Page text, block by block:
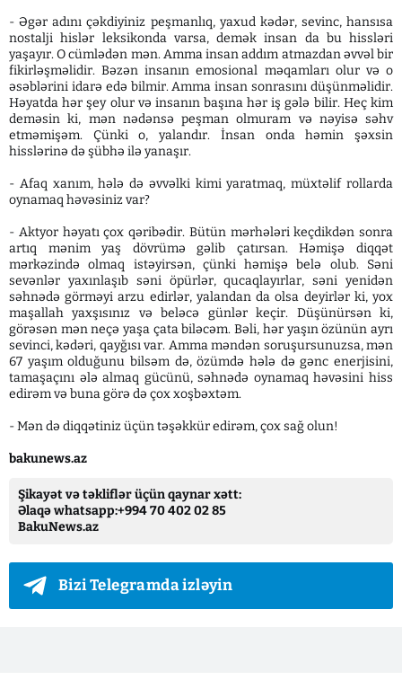
- Əgər adını çəkdiyiniz peşmanlıq, yaxud kədər, sevinc, hansısa
nostalji hislər leksikonda varsa, demək insan da bu hissləri
yaşayır. O cümlədən mən. Amma insan addım atmazdan əvvəl bir
fikirləşməlidir. Bəzən insanın emosional məqamları olur və o
əsəblərini idarə edə bilmir. Amma insan sonrasını düşünməlidir.
Həyatda hər şey olur və insanın başına hər iş gələ bilir. Heç kim
deməsin ki, mən nədənsə peşman olmuram və nəyisə səhv
etməmişəm. Çünki o, yalandır. İnsan onda həmin şəxsin
hisslərinə də şübhə ilə yanaşır.
- Afaq xanım, hələ də əvvəlki kimi yaratmaq, müxtəlif rollarda
oynamaq həvəsiniz var?
- Aktyor həyatı çox qəribədir. Bütün mərhələri keçdikdən sonra
artıq mənim yaş dövrümə gəlib çatırsan. Həmişə diqqət
mərkəzində olmaq istəyirsən, çünki həmişə belə olub. Səni
sevənlər yaxınlaşıb səni öpürlər, qucaqlayırlar, səni yenidən
səhnədə görməyi arzu edirlər, yalandan da olsa deyirlər ki, yox
maşallah yaxşısınız və beləcə günlər keçir. Düşünürsən ki,
görəsən mən neçə yaşa çata biləcəm. Bəli, hər yaşın özünün ayrı
sevinci, kədəri, qayğısı var. Amma məndən soruşursunuzsa, mən
67 yaşım olduğunu bilsəm də, özümdə hələ də gənc enerjisini,
tamaşaçını ələ almaq gücünü, səhnədə oynamaq həvəsini hiss
edirəm və buna görə də çox xoşbəxtəm.
- Mən də diqqətiniz üçün təşəkkür edirəm, çox sağ olun!
bakunews.az
Şikayət və təkliflər üçün qaynar xətt:
Əlaqə whatsapp:+994 70 402 02 85
BakuNews.az
Bizi Telegramda izləyin